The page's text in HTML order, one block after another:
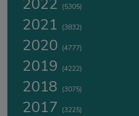
2022 (5305)
2021 (3832)
2020 (4777)
2019 (4222)
2018 (3075)
2017 (3225)